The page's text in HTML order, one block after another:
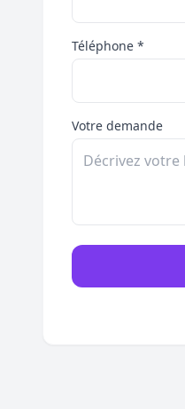
Téléphone *
Votre demande